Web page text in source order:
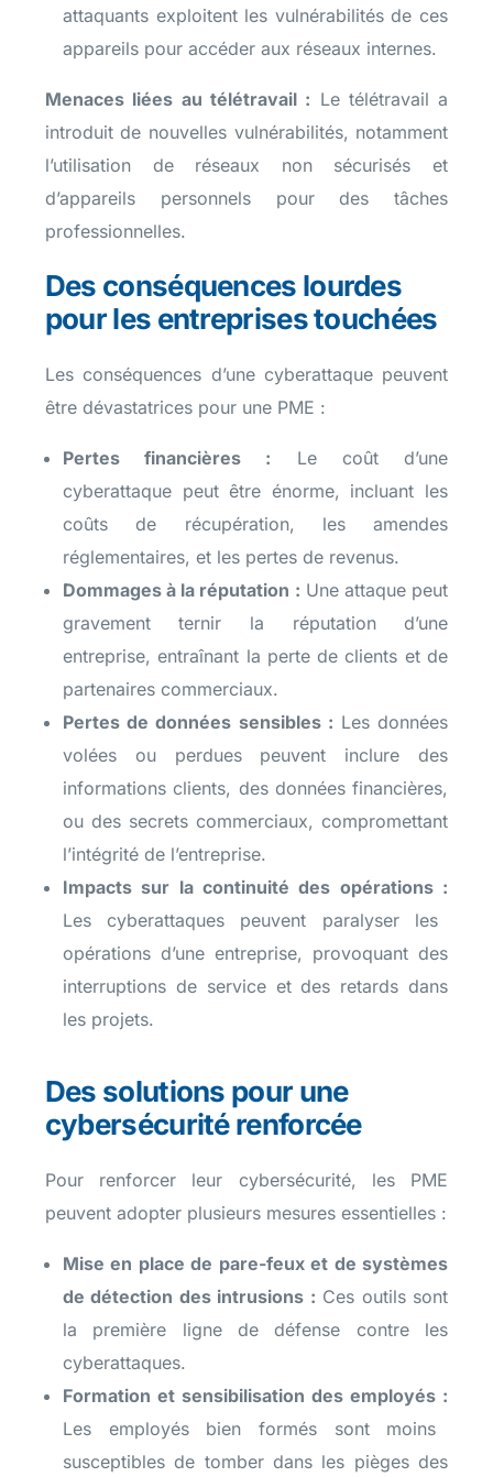
attaquants exploitent les vulnérabilités de ces
appareils pour accéder aux réseaux internes.
Menaces liées au télétravail : Le télétravail a
introduit de nouvelles vulnérabilités, notamment
l’utilisation de réseaux non sécurisés et
d’appareils personnels pour des tâches
professionnelles.
Des conséquences lourdes
pour les entreprises touchées
Les conséquences d’une cyberattaque peuvent
être dévastatrices pour une PME :
Pertes financières : Le coût d’une
cyberattaque peut être énorme, incluant les
coûts de récupération, les amendes
réglementaires, et les pertes de revenus.
Dommages à la réputation : Une attaque peut
gravement ternir la réputation d’une
entreprise, entraînant la perte de clients et de
partenaires commerciaux.
Pertes de données sensibles : Les données
volées ou perdues peuvent inclure des
informations clients, des données financières,
ou des secrets commerciaux, compromettant
l’intégrité de l’entreprise.
Impacts sur la continuité des opérations :
Les cyberattaques peuvent paralyser les
opérations d’une entreprise, provoquant des
interruptions de service et des retards dans
les projets.
Des solutions pour une
cybersécurité renforcée
Pour renforcer leur cybersécurité, les PME
peuvent adopter plusieurs mesures essentielles :
Mise en place de pare-feux et de systèmes
de détection des intrusions : Ces outils sont
la première ligne de défense contre les
cyberattaques.
Formation et sensibilisation des employés :
Les employés bien formés sont moins
susceptibles de tomber dans les pièges des